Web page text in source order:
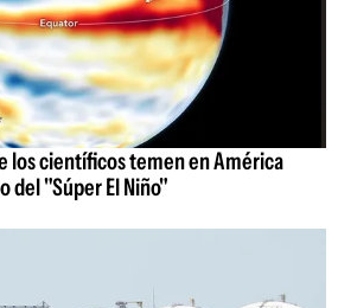
los científicos temen en América
del "Súper El Niño"